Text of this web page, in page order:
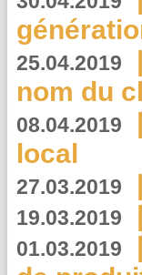
25.04.2019
nom du
08.04.2019
local
27.03.2019
19.03.2019
01.03.2019